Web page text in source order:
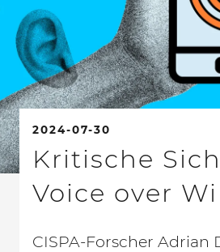
2024-07-30
Kritische
Voice over
CISPA-Forscher